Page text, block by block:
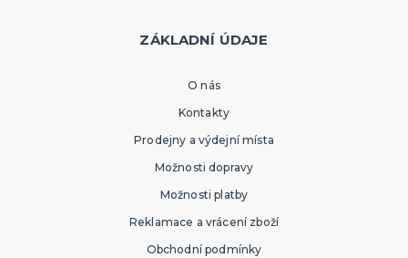
ZÁKLADNÍ ÚDAJE
O nás
Kontakty
Prodejny a výdejní místa
Možnosti dopravy
Možnosti platby
Reklamace a vrácení zboží
Obchodní podmínky